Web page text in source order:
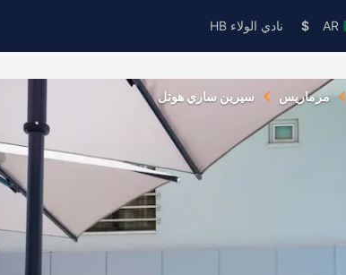
AR
$ نادي الولاء HB
مرماريس سيرين ساري هوتل